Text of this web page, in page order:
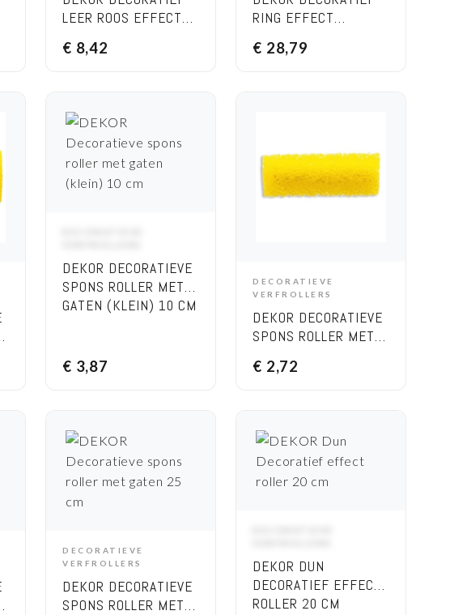
LEER ROOS EFFECT
€ 8,42
RING EFFECT
€ 28,79
DEKOR DECORATIEVE
SPONS ROLLER MET
GATEN (KLEIN) 10 CM
€ 3,87
ADD TO CART
DECORATIEVE
VERFROLLERS
DEKOR DECORATIEVE
SPONS ROLLER MET
CM
€ 2,72
ADD TO CART
DECORATIEVE
VERFROLLERS
DEKOR DECORATIEVE
SPONS ROLLER MET
DEKOR DUN
DECORATIEF EFFECT
ROLLER 20 CM